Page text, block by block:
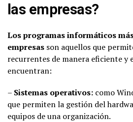
las empresas?
Los programas informáticos
empresas son aquellos que
recurrentes de manera eficiente y
encuentran:
– Sistemas operativos: como
que permiten la gestión del
equipos de una organización.